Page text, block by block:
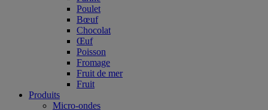
Poulet
Bœuf
Chocolat
Œuf
Poisson
Fromage
Fruit de mer
Fruit
Produits
Micro-ondes